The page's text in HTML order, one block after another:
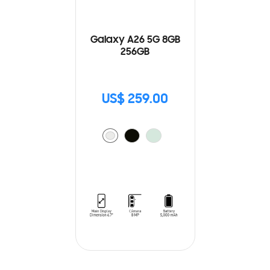
Galaxy A26 5G 8GB
256GB
US$ 259.00